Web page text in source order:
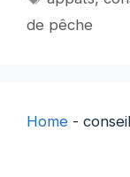
de pêche
Home -